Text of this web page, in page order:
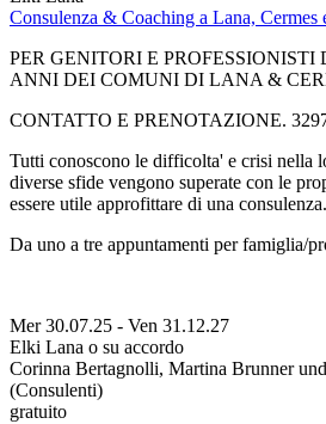
Consulenza & Coaching a Lana, Cermes
PER GENITORI E
ANNI DEI COMUNI DI LANA &
CONTATTO E PRENOTAZIONE.
Tutti conoscono le difficolta' e crisi nella
diverse sfide vengono superate con le
essere utile approfittare di una consulenza.
Da uno a tre appuntamenti per famiglia/
Mer 30.07.25 - Ven 31.12.27
Elki Lana o su accordo
Corinna Bertagnolli, Martina Brunner
(Consulenti)
gratuito